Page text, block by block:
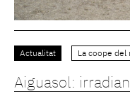
Actualitat La coope del
Aiguasol: